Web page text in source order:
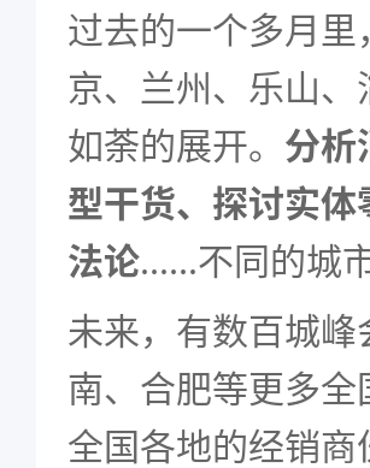
过去的一个多月
京、兰州、乐山
如荼的展开。 分析
型干货、探讨实
法论......不同的城
未来，有数百城
南、合肥等更多
全国各地的经销